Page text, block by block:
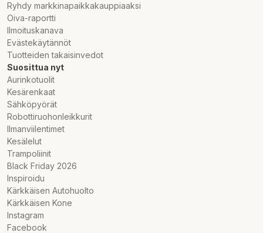
Ryhdy markkinapaikkakauppiaaksi
Oiva-raportti
Ilmoituskanava
Evästekäytännöt
Tuotteiden takaisinvedot
Suosittua nyt
Aurinkotuolit
Kesärenkaat
Sähköpyörät
Robottiruohonleikkurit
Ilmanviilentimet
Kesälelut
Trampoliinit
Black Friday 2026
Inspiroidu
Kärkkäisen Autohuolto
Kärkkäisen Kone
Instagram
Facebook